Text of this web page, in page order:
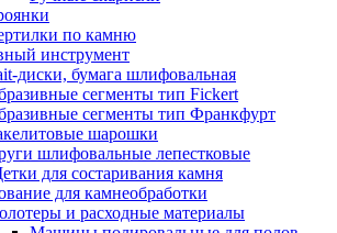
по камню
инструмент
диски, бумага шлифовальная
сегменты тип Fickert
сегменты тип Франкфурт
шарошки
шлифовальные лепестковые
для состаривания камня
для камнеобработки
и расходные материалы